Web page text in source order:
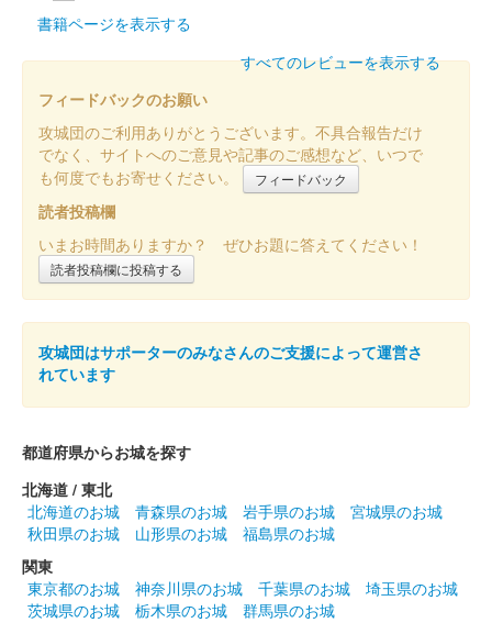
姫路城 御城印
大阪・関西万博と姫路城コラボレーシ
ョン「住」
販売終了
大阪・関西万博の開幕にあわせて販売された大阪・関西万博の公
式キャラクター「ミャクミャク」と姫路市の公式キャラクター
（日本語、英語）のセットで、……
姫路城 御城印
販売終了
姫路城 御城印
販売終了
干支である蛇と姫路城の絵が描かれたデザインが裏表とも金色の
書籍ページを表示する
すべてのレビューを表示する
フィードバックのお願い
攻城団のご利用ありがとうございます。不具合報告だけ
でなく、サイトへのご意見や記事のご感想など、いつで
も何度でもお寄せください。
フィードバック
読者投稿欄
いまお時間ありますか？ ぜひお題に答えてください！
読者投稿欄に投稿する
攻城団はサポーターのみなさんのご支援によって運営さ
れています
都道府県からお城を探す
北海道 / 東北
北海道のお城
青森県のお城 岩手県のお城
宮城県のお城
秋田県のお城
山形県のお城
福島県のお城
関東
東京都のお城
神奈川県のお城 千葉県のお城
埼玉県のお城
茨城県のお城
栃木県のお城
群馬県のお城